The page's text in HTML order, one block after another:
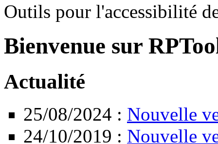
Outils pour l'accessibilité
Bienvenue sur
Actualité
25/08/2024 : Nouvelle
24/10/2019 : Nouvelle